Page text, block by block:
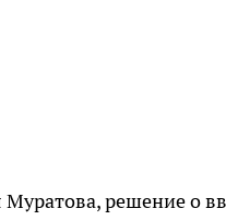
Муратова, решение о